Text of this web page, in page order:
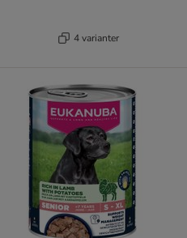
4 varianter